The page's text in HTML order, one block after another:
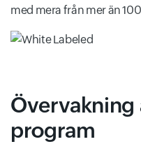
med mera från mer än
program